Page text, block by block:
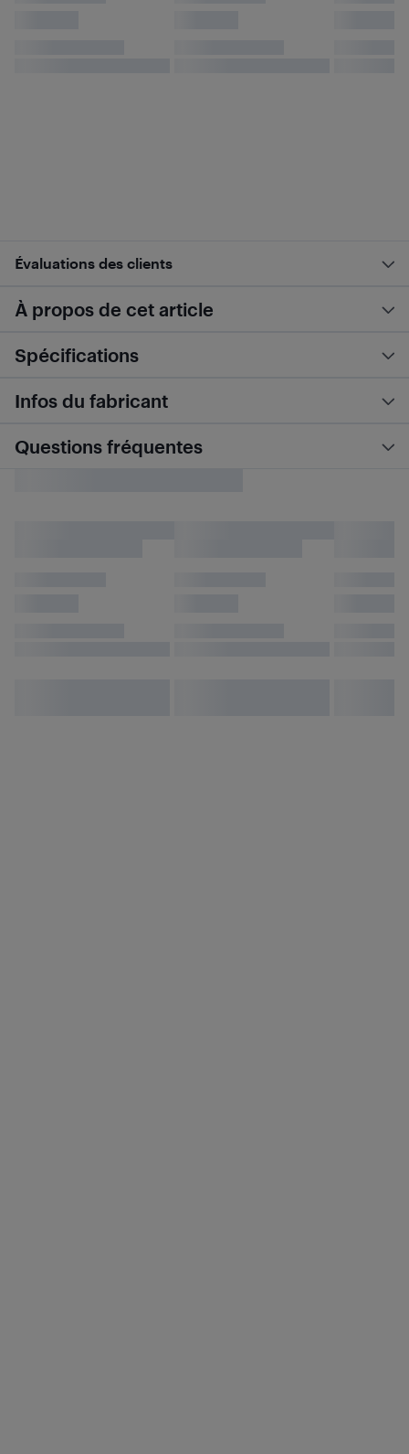
Évaluations des clients
À propos de cet article
Spécifications
Infos du fabricant
Questions fréquentes